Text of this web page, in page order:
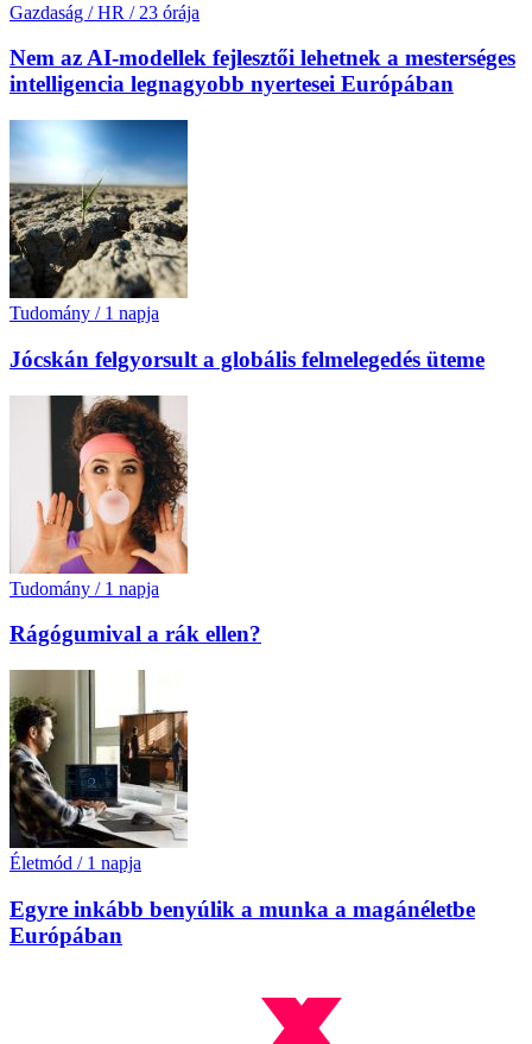
Gazdaság / HR / 23 órája
Nem az AI-modellek fejlesztői lehetnek a mesterséges
intelligencia legnagyobb nyertesei Európában
Tudomány / 1 napja
Jócskán felgyorsult a globális felmelegedés üteme
Tudomány / 1 napja
Rágógumival a rák ellen?
Életmód / 1 napja
Egyre inkább benyúlik a munka a magánéletbe
Európában